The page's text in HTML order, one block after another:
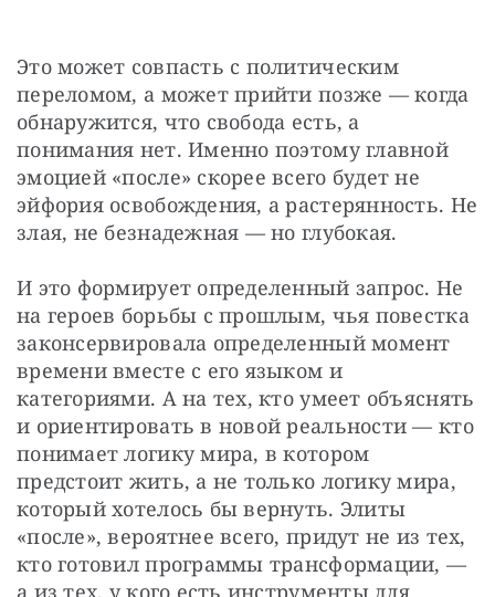
Это может совпасть с политическим
переломом, а может прийти позже — когда
обнаружится, что свобода есть, а
понимания нет. Именно поэтому главной
эмоцией «после» скорее всего будет не
эйфория освобождения, а растерянность. Не
злая, не безнадежная — но глубокая.
И это формирует определенный запрос. Не
на героев борьбы с прошлым, чья повестка
законсервировала определенный момент
времени вместе с его языком и
категориями. А на тех, кто умеет объяснять
и ориентировать в новой реальности — кто
понимает логику мира, в котором
предстоит жить, а не только логику мира,
который хотелось бы вернуть. Элиты
«после», вероятнее всего, придут не из тех,
кто готовил программы трансформации, —
а из тех, у кого есть инструменты для